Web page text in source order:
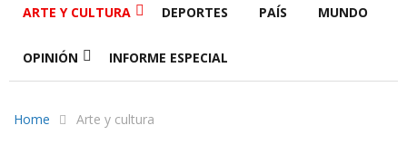
ARTE Y CULTURA DEPORTES PAÍS MUNDO
OPINIÓN INFORME ESPECIAL
Home Arte y cultura